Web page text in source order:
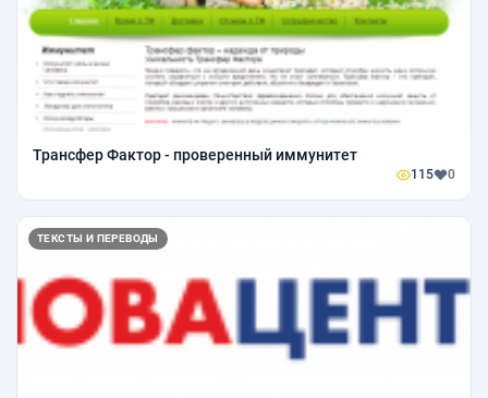
Трансфер Фактор - проверенный иммунитет
115 0
ТЕКСТЫ И ПЕРЕВОДЫ